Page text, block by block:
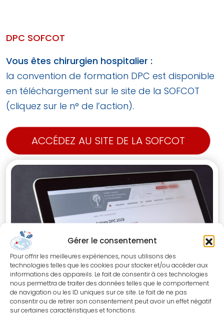
Gérer le consentement
Pour offrir les meilleures expériences, nous utilisons des
technologies telles que les cookies pour stocker et/ou accéder aux
informations des appareils. Le fait de consentir à ces technologies
nous permettra de traiter des données telles que le comportement
de navigation ou les ID uniques sur ce site. Le fait de ne pas
consentir ou de retirer son consentement peut avoir un effet négatif
sur certaines caractéristiques et fonctions.
DPC SOFCOT
Vous êtes chirurgien hospitalier :
la convention de formation DPC est disponible
en téléchargement sur le site de la SOFCOT
(cliquez sur le n° de l’action).
ACCÉDEZ AU SITE DE LA SOFCOT